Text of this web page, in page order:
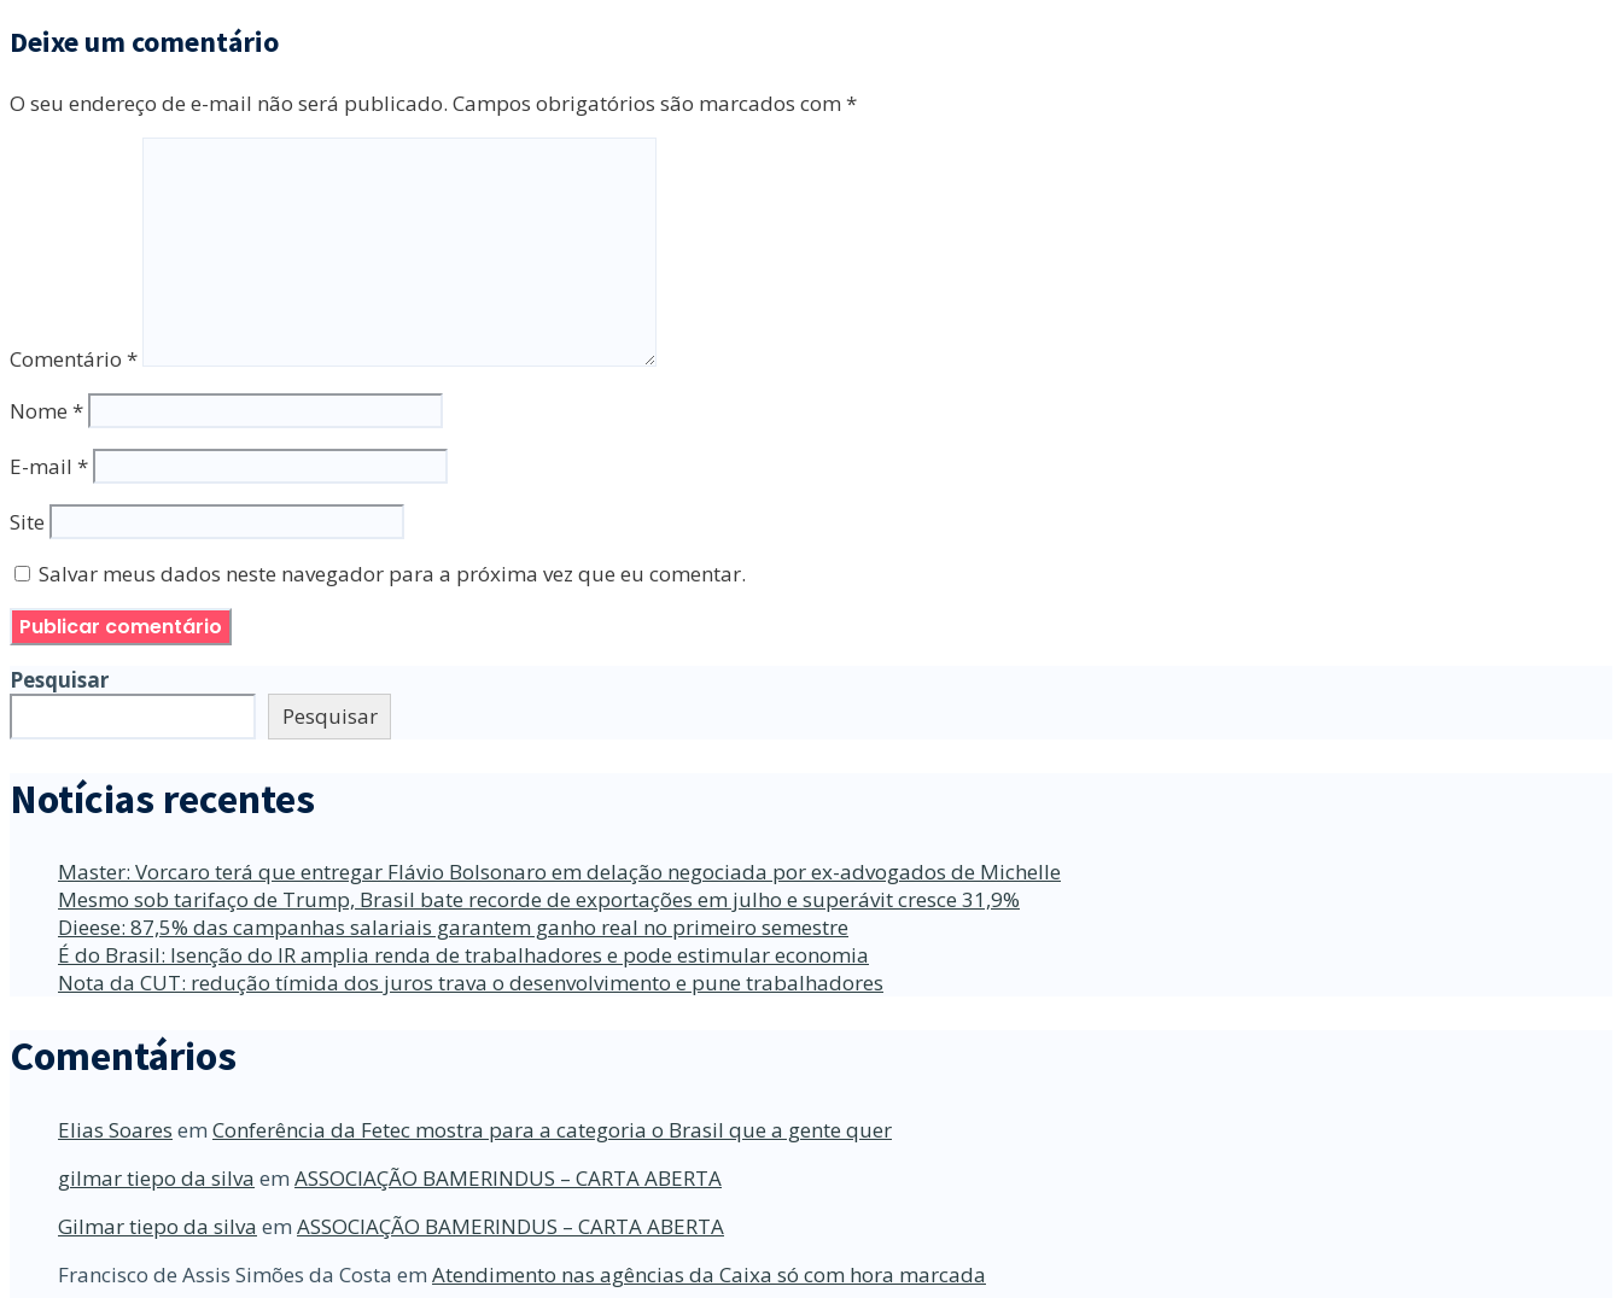
Deixe um comentário
O seu endereço de e-mail não será publicado. Campos obrigatórios são marcados com *
Comentário *
Nome *
E-mail *
Site
Salvar meus dados neste navegador para a próxima vez que eu comentar.
Pesquisar
Pesquisar
Notícias recentes
Master: Vorcaro terá que entregar Flávio Bolsonaro em delação negociada por ex-advogados de Michelle
Mesmo sob tarifaço de Trump, Brasil bate recorde de exportações em julho e superávit cresce 31,9%
Dieese: 87,5% das campanhas salariais garantem ganho real no primeiro semestre
É do Brasil: Isenção do IR amplia renda de trabalhadores e pode estimular economia
Nota da CUT: redução tímida dos juros trava o desenvolvimento e pune trabalhadores
Comentários
Elias Soares em Conferência da Fetec mostra para a categoria o Brasil que a gente quer
gilmar tiepo da silva em ASSOCIAÇÃO BAMERINDUS – CARTA ABERTA
Gilmar tiepo da silva em ASSOCIAÇÃO BAMERINDUS – CARTA ABERTA
Francisco de Assis Simões da Costa em Atendimento nas agências da Caixa só com hora marcada